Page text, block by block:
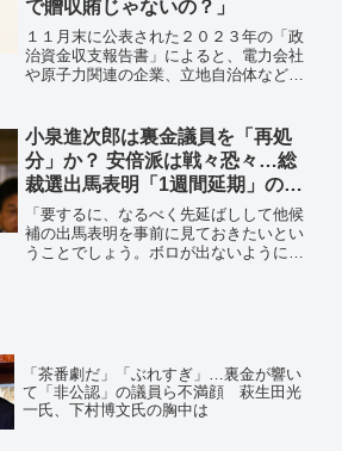
で贈収賄じゃないの？」
１１月末に公表された２０２３年の「政
治資金収支報告書」によると、電力会社
や原子力関連の企業、立地自治体などで
協会」に計６億１７７万２０００円の献
金をしていたという。
小泉進次郎は裏金議員を「再処
分」か？ 安倍派は戦々恐々…総
裁選出馬表明「1週間延期」の思
惑
「要するに、なるべく先延ばしして他候
補の出馬表明を事前に見ておきたいとい
うことでしょう。ボロが出ないように、
「茶番劇だ」「ぶれすぎ」…裏金が響い
て「非公認」の議員ら不満顔 萩生田光
一氏、下村博文氏の胸中は